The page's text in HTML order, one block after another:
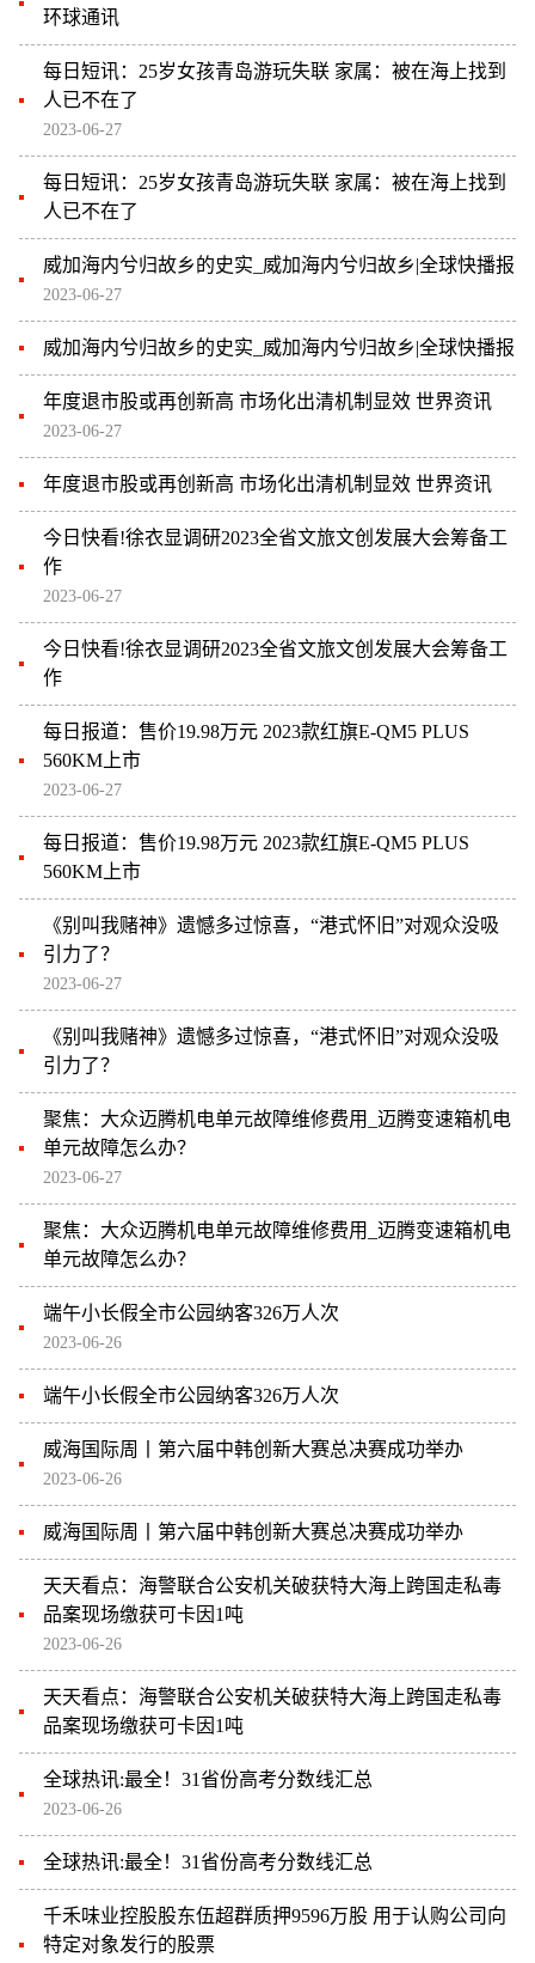
环球通讯
每日短讯：25岁女孩青岛游玩失联 家属：被在海上找到
人已不在了
2023-06-27
每日短讯：25岁女孩青岛游玩失联 家属：被在海上找到
人已不在了
威加海内兮归故乡的史实_威加海内兮归故乡|全球快播报
2023-06-27
威加海内兮归故乡的史实_威加海内兮归故乡|全球快播报
年度退市股或再创新高 市场化出清机制显效 世界资讯
2023-06-27
年度退市股或再创新高 市场化出清机制显效 世界资讯
今日快看!徐衣显调研2023全省文旅文创发展大会筹备工
作
2023-06-27
今日快看!徐衣显调研2023全省文旅文创发展大会筹备工
作
每日报道：售价19.98万元 2023款红旗E-QM5 PLUS
560KM上市
2023-06-27
每日报道：售价19.98万元 2023款红旗E-QM5 PLUS
560KM上市
《别叫我赌神》遗憾多过惊喜，“港式怀旧”对观众没吸
引力了？
2023-06-27
《别叫我赌神》遗憾多过惊喜，“港式怀旧”对观众没吸
引力了？
聚焦：大众迈腾机电单元故障维修费用_迈腾变速箱机电
单元故障怎么办？
2023-06-27
聚焦：大众迈腾机电单元故障维修费用_迈腾变速箱机电
单元故障怎么办？
端午小长假全市公园纳客326万人次
2023-06-26
端午小长假全市公园纳客326万人次
威海国际周丨第六届中韩创新大赛总决赛成功举办
2023-06-26
威海国际周丨第六届中韩创新大赛总决赛成功举办
天天看点：海警联合公安机关破获特大海上跨国走私毒
品案现场缴获可卡因1吨
2023-06-26
天天看点：海警联合公安机关破获特大海上跨国走私毒
品案现场缴获可卡因1吨
全球热讯:最全！31省份高考分数线汇总
2023-06-26
全球热讯:最全！31省份高考分数线汇总
千禾味业控股股东伍超群质押9596万股 用于认购公司向
特定对象发行的股票